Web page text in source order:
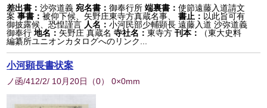
差出書：沙弥道義 宛名書：御奉行所 端裏書：使節遠藤入道請文
案 事書：被仰下候、矢野庄東寺方真蔵名事、 書止： 以此旨可有
御披露候、恐惶謹言 人名：小河民部少輔顕長 遠藤入道 沙弥道義
御奉行 地名： 矢野庄 真蔵名 寺社名：東寺方 刊本：
（東大史料
編纂所ユニオンカタログへのリンク...
小河顕長書状案
ノ函/412/2/ 10月20日 （0） 0×0mm